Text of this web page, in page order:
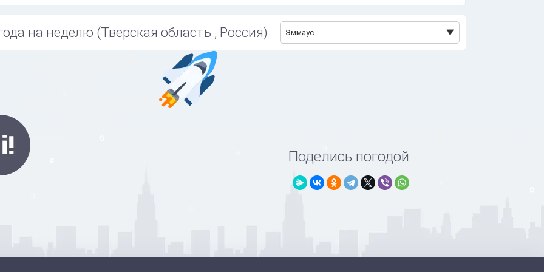
на неделю (Тверская область , Россия) Эммаус
Поделись погодой